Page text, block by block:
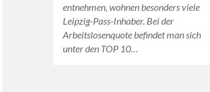
entnehmen, wohnen besonders viele
Leipzig-Pass-Inhaber. Bei der
Arbeitslosenquote befindet man sich
unter den TOP 10…